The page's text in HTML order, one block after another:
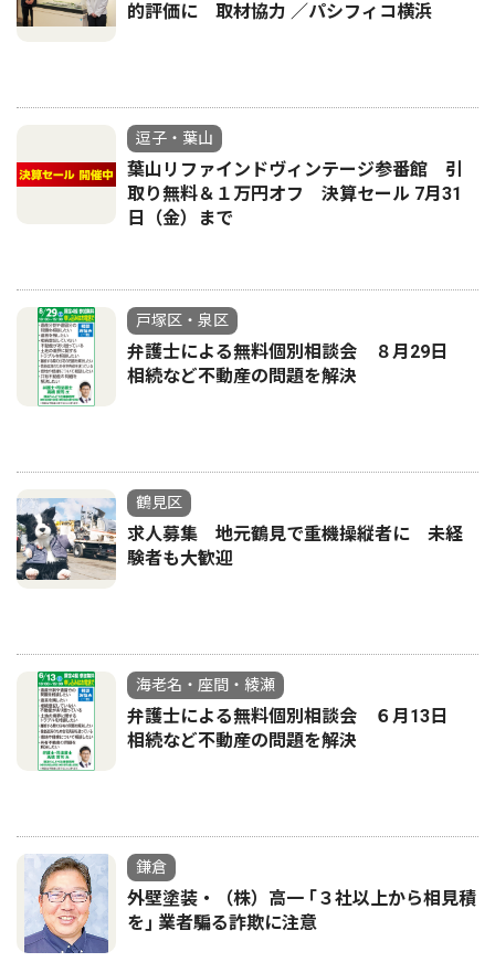
的評価に 取材協力 ／パシフィコ横浜
逗子・葉山
葉山リファインドヴィンテージ参番館 引
取り無料＆１万円オフ 決算セール 7月31
日（金）まで
戸塚区・泉区
弁護士による無料個別相談会 ８月29日
相続など不動産の問題を解決
鶴見区
求人募集 地元鶴見で重機操縦者に 未経
験者も大歓迎
海老名・座間・綾瀬
弁護士による無料個別相談会 ６月13日
相続など不動産の問題を解決
鎌倉
外壁塗装・（株）高一 ｢３社以上から相見積
を｣ 業者騙る詐欺に注意